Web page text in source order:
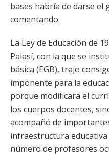
bases habría de darse el
comentando.
La Ley de Educación de
Palasí, con la que se
básica (EGB), trajo
imponente para la
porque modificara el
los cuerpos docentes,
acompañó de
infraestructura educativa
número de profesores